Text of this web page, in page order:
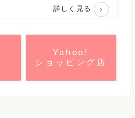
詳しく見る
Yahoo!
ショッピング店